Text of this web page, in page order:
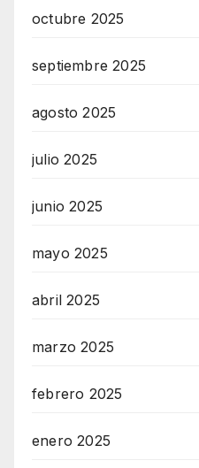
octubre 2025
septiembre 2025
agosto 2025
julio 2025
junio 2025
mayo 2025
abril 2025
marzo 2025
febrero 2025
enero 2025